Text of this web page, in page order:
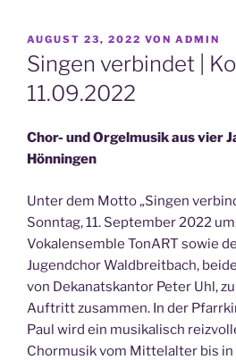
VERÖFFENTLICHT
AM
AUGUST 23, 2022 VON ADMIN
Singen verbindet |
11.09.2022
Chor- und Orgelmusik aus vier
Hönningen
Unter dem Motto „Singen
Sonntag, 11. September 2022
Vokalensemble TonART sowie
Jugendchor Waldbreitbach,
von Dekanatskantor Peter Uhl,
Auftritt zusammen. In der
Paul wird ein musikalisch
Chormusik vom Mittelalter bis